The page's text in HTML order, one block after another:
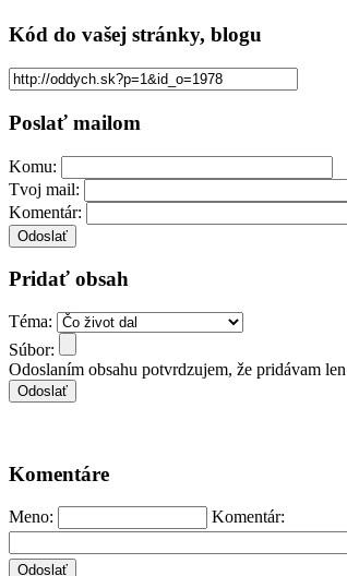
Kód do vašej stránky, blogu
Poslať mailom
Komu:
Tvoj mail:
Komentár:
Pridať obsah
Téma:
Súbor:
Odoslaním obsahu potvrdzujem, že pridávam
Komentáre
Meno:
Komentár: